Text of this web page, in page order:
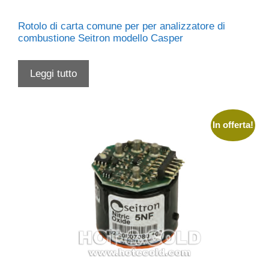
Rotolo di carta comune per per analizzatore di
combustione Seitron modello Casper
Leggi tutto
In offerta!